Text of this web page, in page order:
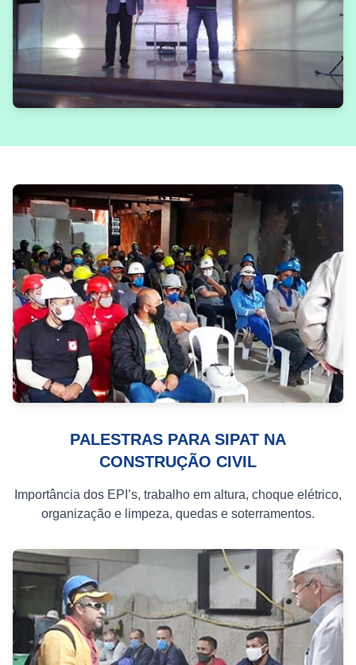
PALESTRAS PARA SIPAT NA
CONSTRUÇÃO CIVIL
Importância dos EPI’s, trabalho em altura, choque elétrico,
organização e limpeza, quedas e soterramentos.